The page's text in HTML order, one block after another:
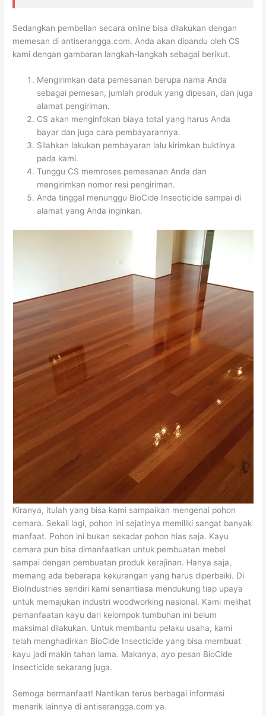
Sedangkan pembelian secara online bisa dilakukan dengan
memesan di antiserangga.com. Anda akan dipandu oleh CS
kami dengan gambaran langkah-langkah sebagai berikut.
Mengirimkan data pemesanan berupa nama Anda
sebagai pemesan, jumlah produk yang dipesan, dan juga
alamat pengiriman.
CS akan menginfokan biaya total yang harus Anda
bayar dan juga cara pembayarannya.
Silahkan lakukan pembayaran lalu kirimkan buktinya
pada kami.
Tunggu CS memroses pemesanan Anda dan
mengirimkan nomor resi pengiriman.
Anda tinggal menunggu BioCide Insecticide sampai di
alamat yang Anda inginkan.
Kiranya, itulah yang bisa kami sampaikan mengenai pohon
cemara. Sekali lagi, pohon ini sejatinya memiliki sangat banyak
manfaat. Pohon ini bukan sekadar pohon hias saja. Kayu
cemara pun bisa dimanfaatkan untuk pembuatan mebel
sampai dengan pembuatan produk kerajinan. Hanya saja,
memang ada beberapa kekurangan yang harus diperbaiki. Di
BioIndustries sendiri kami senantiasa mendukung tiap upaya
untuk memajukan industri woodworking nasional. Kami melihat
pemanfaatan kayu dari kelompok tumbuhan ini belum
maksimal dilakukan. Untuk membantu pelaku usaha, kami
telah menghadirkan BioCide Insecticide yang bisa membuat
kayu jadi makin tahan lama. Makanya, ayo pesan BioCide
Insecticide sekarang juga.
Semoga bermanfaat! Nantikan terus berbagai informasi
menarik lainnya di antiserangga.com ya.